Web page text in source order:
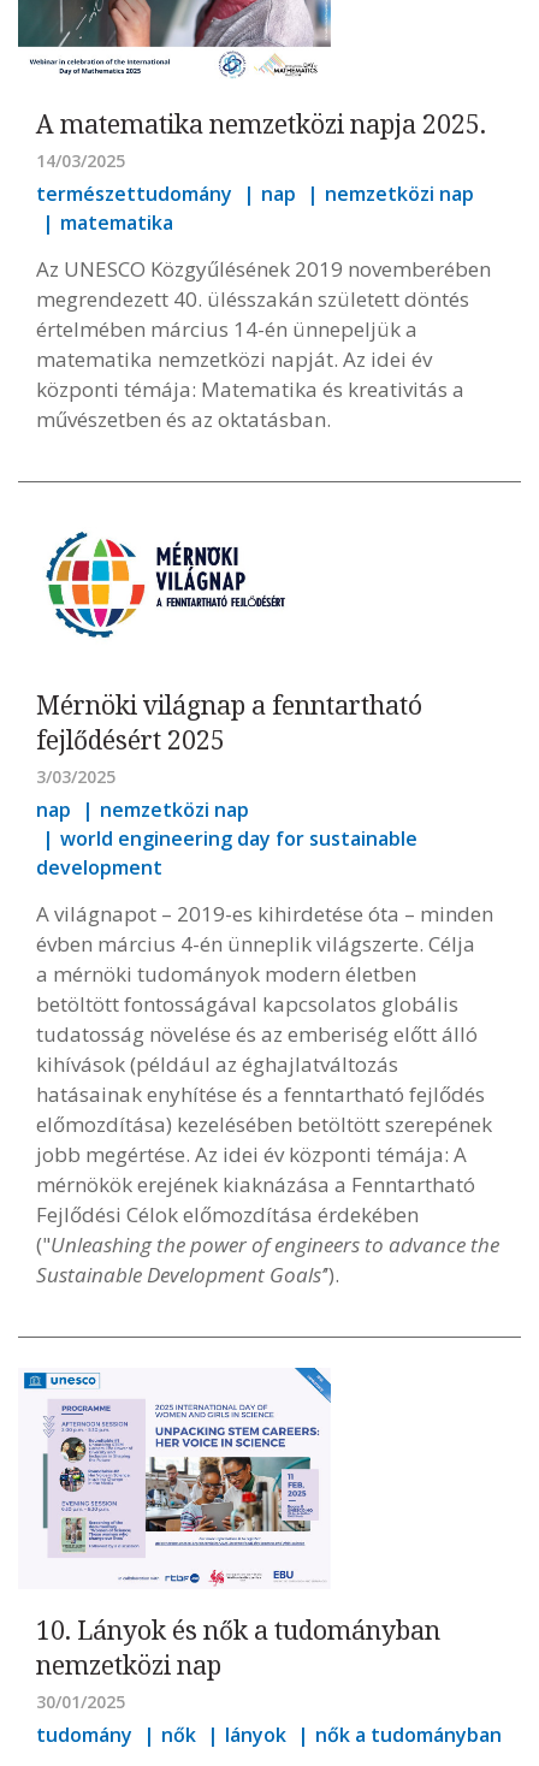
A matematika nemzetközi napja 2025.
14/03/2025
természettudomány nap
nemzetközi nap
matematika
Az UNESCO Közgyűlésének 2019 novemberében
megrendezett 40. ülésszakán született döntés
értelmében március 14-én ünnepeljük a
matematika nemzetközi napját. Az idei év
központi témája: Matematika és kreativitás a
művészetben és az oktatásban.
Mérnöki világnap a fenntartható
fejlődésért 2025
3/03/2025
nap
nemzetközi nap
world engineering day for sustainable
development
A világnapot – 2019-es kihirdetése óta – minden
évben március 4-én ünneplik világszerte. Célja
a mérnöki tudományok modern életben
betöltött fontosságával kapcsolatos globális
tudatosság növelése és az emberiség előtt álló
kihívások (például az éghajlatváltozás
hatásainak enyhítése és a fenntartható fejlődés
előmozdítása) kezelésében betöltött szerepének
jobb megértése. Az idei év központi témája: A
mérnökök erejének kiaknázása a Fenntartható
Fejlődési Célok előmozdítása érdekében
("Unleashing the power of engineers to advance the
Sustainable Development Goals’’).
10. Lányok és nők a tudományban
nemzetközi nap
30/01/2025
tudomány nők lányok nők a tudományban